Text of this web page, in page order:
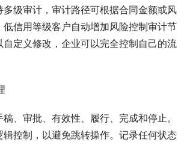
级审计，审计路径可根据合同金额或风
低信用等级客户自动增加风险控制审计节
自定义修改，企业可以完全控制自己的流
、审批、有效性、履行、完成和停止。
辑控制，以避免跳转操作。记录任何状态